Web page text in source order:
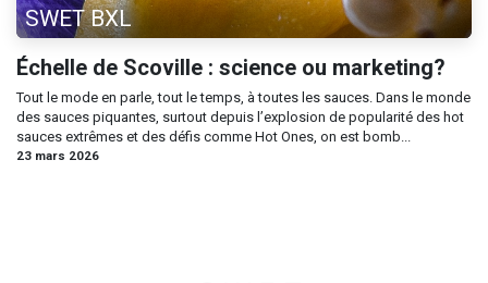
SWET BXL
Échelle de Scoville : science ou marketing?
Tout le mode en parle, tout le temps, à toutes les sauces. Dans le monde
des sauces piquantes, surtout depuis l’explosion de popularité des hot
sauces extrêmes et des défis comme Hot Ones, on est bomb...
23 mars 2026